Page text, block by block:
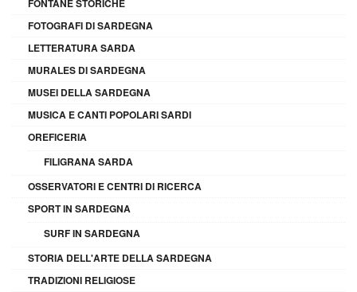
FONTANE STORICHE
FOTOGRAFI DI SARDEGNA
LETTERATURA SARDA
MURALES DI SARDEGNA
MUSEI DELLA SARDEGNA
MUSICA E CANTI POPOLARI SARDI
OREFICERIA
FILIGRANA SARDA
OSSERVATORI E CENTRI DI RICERCA
SPORT IN SARDEGNA
SURF IN SARDEGNA
STORIA DELL'ARTE DELLA SARDEGNA
TRADIZIONI RELIGIOSE